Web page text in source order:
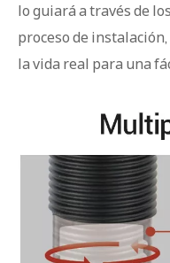
lo guiará a través de
proceso de
la vida real para una